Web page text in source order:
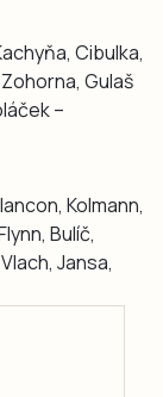
Cibulka,
Gulaš
–
Kolmann,
Bulíč,
Jansa,